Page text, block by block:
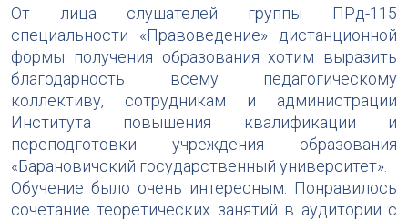
От лица слушателей группы ПРд-115
специальности «Правоведение» дистанционной
формы получения образования хотим выразить
благодарность всему педагогическому
коллективу, сотрудникам и администрации
Института повышения квалификации и
переподготовки учреждения образования
«Барановичский государственный университет».
Обучение было очень интересным. Понравилось
сочетание теоретических занятий в аудитории с